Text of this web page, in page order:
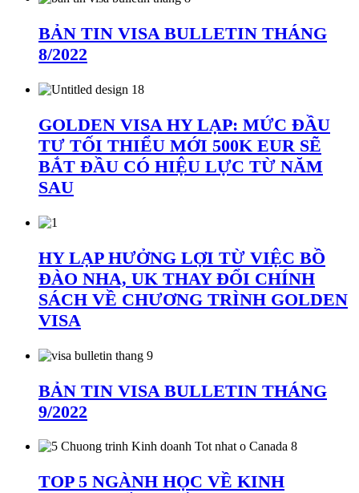
BẢN TIN VISA BULLETIN THÁNG
8/2022
GOLDEN VISA HY LẠP: MỨC ĐẦU
TƯ TỐI THIỂU MỚI 500K EUR SẼ
BẮT ĐẦU CÓ HIỆU LỰC TỪ NĂM
SAU
HY LẠP HƯỞNG LỢI TỪ VIỆC BỒ
ĐÀO NHA, UK THAY ĐỔI CHÍNH
SÁCH VỀ CHƯƠNG TRÌNH GOLDEN
VISA
BẢN TIN VISA BULLETIN THÁNG
9/2022
TOP 5 NGÀNH HỌC VỀ KINH